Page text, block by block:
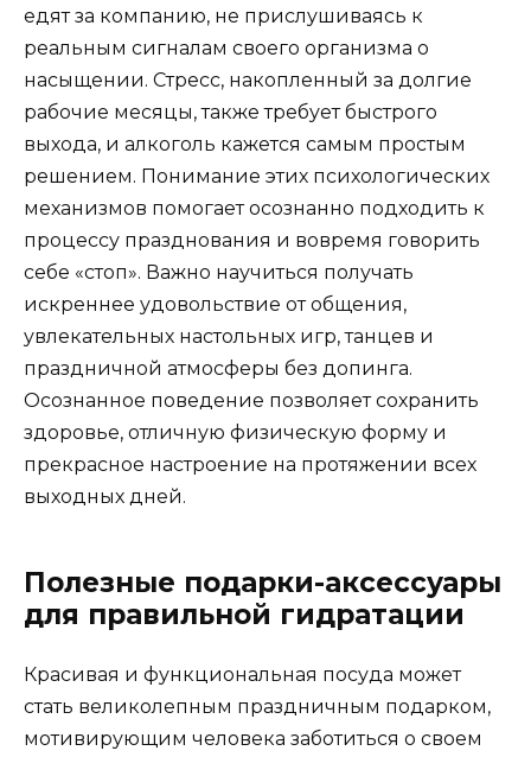
едят за компанию, не прислушиваясь к
реальным сигналам своего организма о
насыщении. Стресс, накопленный за долгие
рабочие месяцы, также требует быстрого
выхода, и алкоголь кажется самым простым
решением. Понимание этих психологических
механизмов помогает осознанно подходить к
процессу празднования и вовремя говорить
себе «стоп». Важно научиться получать
искреннее удовольствие от общения,
увлекательных настольных игр, танцев и
праздничной атмосферы без допинга.
Осознанное поведение позволяет сохранить
здоровье, отличную физическую форму и
прекрасное настроение на протяжении всех
выходных дней.
Полезные подарки-аксессуары
для правильной гидратации
Красивая и функциональная посуда может
стать великолепным праздничным подарком,
мотивирующим человека заботиться о своем